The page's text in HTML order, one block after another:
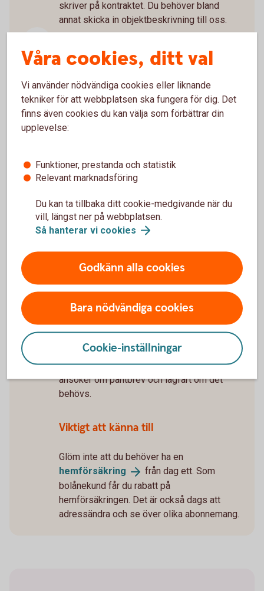
skriver på kontraktet. Du behöver bland
annat skicka in objektbeskrivning till oss.
Som ny bostadsägare är det mycket att ta
med oss så går vi igenom allt du behöver
tänka på kring din nya bostad som till
exempel kreditupplägg, försäkringar och
sparande.
Glöm inte juridiken
juridiken. Vi kan hjälpa dig med avtal som
reglerar ägande, ekonomiskt ansvar och hur
eventuell vinst eller förlust delas vid
försäljning.Familjejuridik
5 tips när du flyttar ihop
Tillträde
Snart får du nycklarna till ditt nya hem.
Mäklaren bokar tid för tillträdet. För att
tillbaka lånehandlingarna så snart du kan. Du
får dem cirka 10 dagar innan tillträdet. Vi
ansöker om pantbrev och lagfart om det
behövs.
Viktigt att känna till
Glöm inte att du behöver ha en
hemförsäkring
från dag ett. Som
bolånekund får du rabatt på
hemförsäkringen. Det är också dags att
adressändra och se över olika abonnemang.
Våra cookies, ditt val
Vi använder nödvändiga cookies eller liknande
tekniker för att webbplatsen ska fungera för dig. Det
finns även cookies du kan välja som förbättrar din
upplevelse:
Funktioner, prestanda och statistik
Relevant marknadsföring
Du kan ta tillbaka ditt cookie-medgivande när du
vill, längst ner på webbplatsen.
Så hanterar vi cookies
Godkänn alla cookies
Bara nödvändiga cookies
Cookie-inställningar